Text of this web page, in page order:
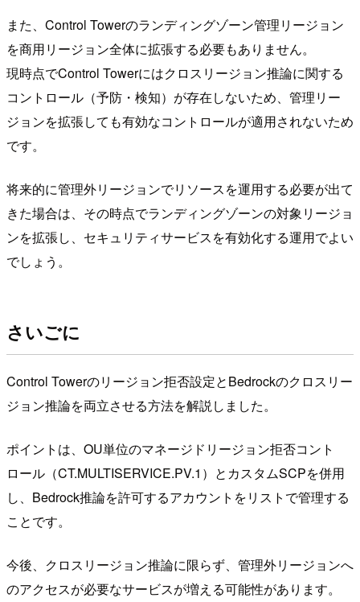
また、Control Towerのランディングゾーン管理リージョン
を商用リージョン全体に拡張する必要もありません。
現時点でControl Towerにはクロスリージョン推論に関する
コントロール（予防・検知）が存在しないため、管理リー
ジョンを拡張しても有効なコントロールが適用されないため
です。
将来的に管理外リージョンでリソースを運用する必要が出て
きた場合は、その時点でランディングゾーンの対象リージョ
ンを拡張し、セキュリティサービスを有効化する運用でよい
でしょう。
さいごに
Control Towerのリージョン拒否設定とBedrockのクロスリー
ジョン推論を両立させる方法を解説しました。
ポイントは、OU単位のマネージドリージョン拒否コント
ロール（CT.MULTISERVICE.PV.1）とカスタムSCPを併用
し、Bedrock推論を許可するアカウントをリストで管理する
ことです。
今後、クロスリージョン推論に限らず、管理外リージョンへ
のアクセスが必要なサービスが増える可能性があります。